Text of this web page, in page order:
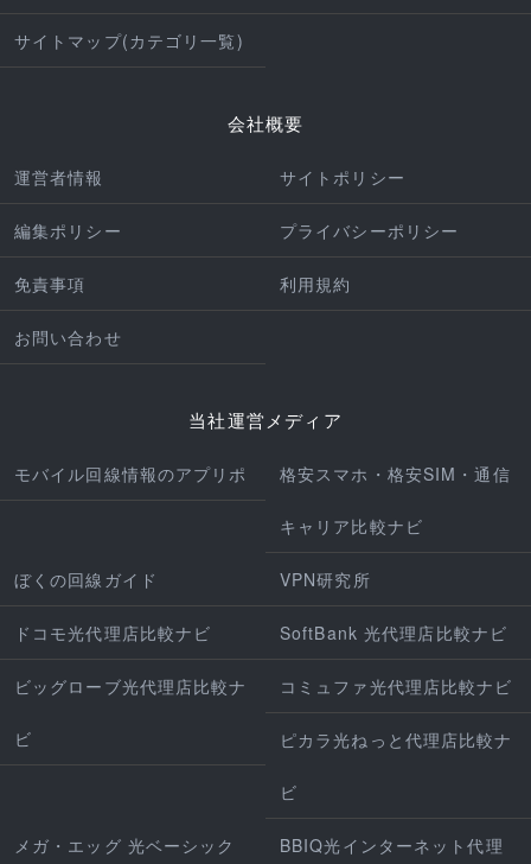
サイトマップ(カテゴリ一覧)
会社概要
運営者情報 サイトポリシー
編集ポリシー プライバシーポリシー
免責事項 利用規約
お問い合わせ
当社運営メディア
モバイル回線情報のアプリポ 格安スマホ・格安SIM・通信
キャリア比較ナビ
ぼくの回線ガイド VPN研究所
ドコモ光代理店比較ナビ SoftBank 光代理店比較ナビ
ビッグローブ光代理店比較ナ
ビ
コミュファ光代理店比較ナビ
ピカラ光ねっと代理店比較ナ
ビ
メガ・エッグ 光ベーシック BBIQ光インターネット代理